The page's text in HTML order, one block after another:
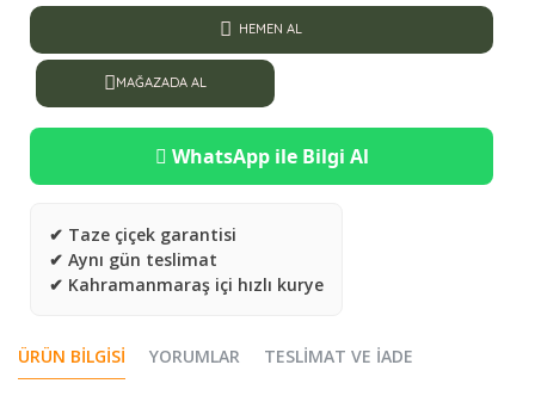
HEMEN AL
MAĞAZADA AL
WhatsApp ile Bilgi Al
✔ Taze çiçek garantisi
✔ Aynı gün teslimat
✔ Kahramanmaraş içi hızlı kurye
ÜRÜN BILGISI YORUMLAR TESLIMAT VE İADE